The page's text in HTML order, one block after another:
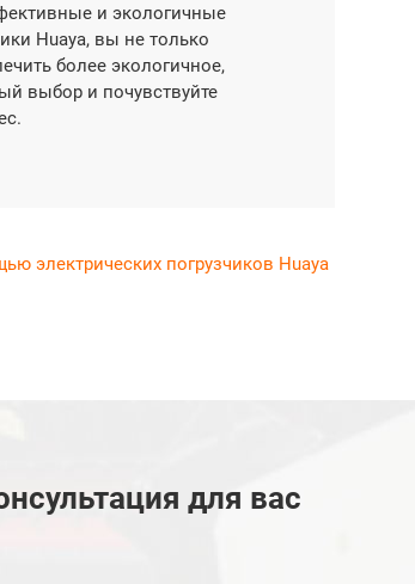
и экологичные
Huaya, вы не только
более экологичное,
выбор и почувствуйте
электрических погрузчиков Huaya
для вас